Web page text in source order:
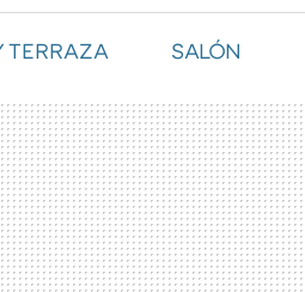
TERRAZA SALÓN